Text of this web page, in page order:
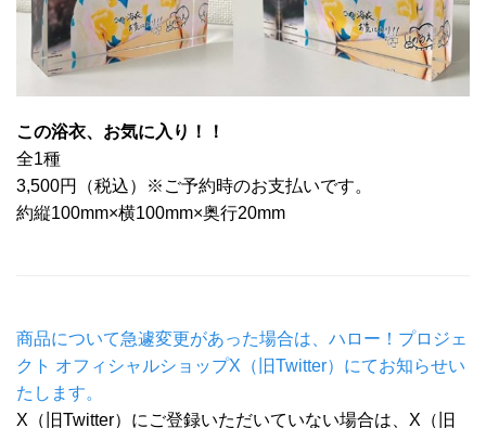
この浴衣、お気に入り！！
全1種
3,500円（税込）※ご予約時のお支払いです。
約縦100mm×横100mm×奥行20mm
商品について急遽変更があった場合は、ハロー！プロジェ
クト オフィシャルショップX（旧Twitter）にてお知らせい
たします。
X（旧Twitter）にご登録いただいていない場合は、X（旧